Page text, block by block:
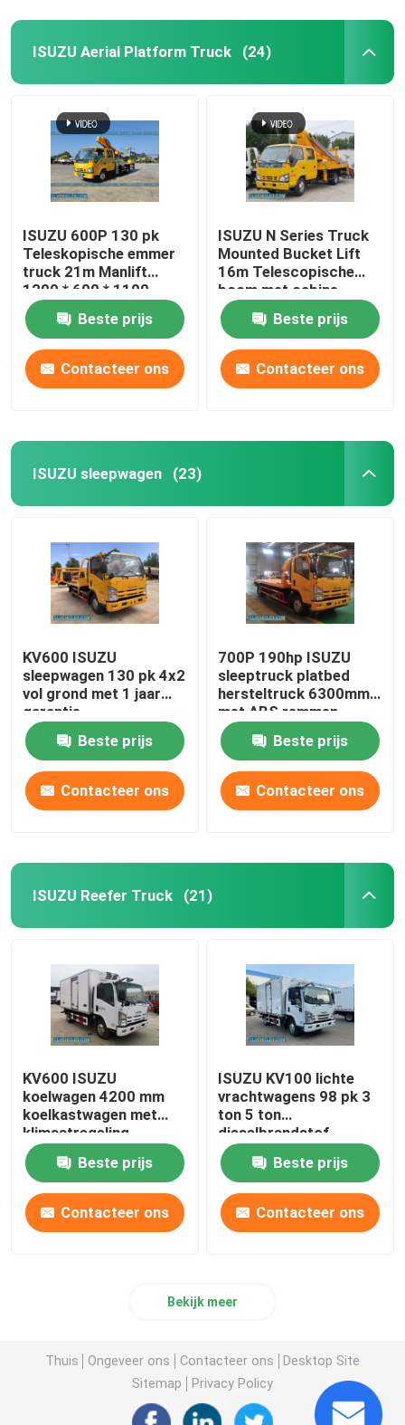
ISUZU Aerial Platform Truck (24)
ISUZU 600P 130 pk
Teleskopische emmer
truck 21m Manlift
1200 * 600 * 1100
Beste prijs
Contacteer ons
ISUZU N Series Truck
Mounted Bucket Lift
16m Telescopische
boom met cabine
Beste prijs
Contacteer ons
ISUZU sleepwagen (23)
KV600 ISUZU
sleepwagen 130 pk 4x2
vol grond met 1 jaar
garantie
Beste prijs
Contacteer ons
700P 190hp ISUZU
sleeptruck platbed
hersteltruck 6300mm
met ABS remmen
Beste prijs
Contacteer ons
ISUZU Reefer Truck (21)
KV600 ISUZU
koelwagen 4200 mm
koelkastwagen met
klimaatregeling
Beste prijs
Contacteer ons
ISUZU KV100 lichte
vrachtwagens 98 pk 3
ton 5 ton
dieselbrandstof
Beste prijs
Contacteer ons
Bekijk meer
Thuis Ongeveer ons Contacteer ons
Desktop Site
Sitemap
Privacy Policy